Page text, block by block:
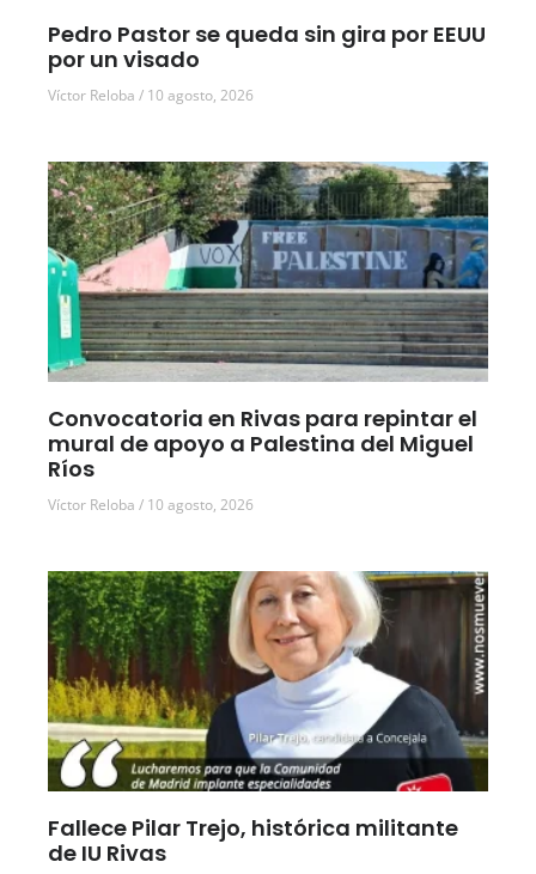
Pedro Pastor se queda sin gira por EEUU
por un visado
Víctor Reloba 10 agosto, 2026
Convocatoria en Rivas para repintar el
mural de apoyo a Palestina del Miguel
Ríos
Víctor Reloba 10 agosto, 2026
Fallece Pilar Trejo, histórica militante
de IU Rivas